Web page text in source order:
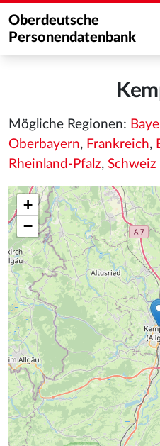
Oberdeutsche
Personendatenbank
Mögliche Regionen:
Oberbayern, Frankreich,
Rheinland-Pfalz, Schweiz
+
−